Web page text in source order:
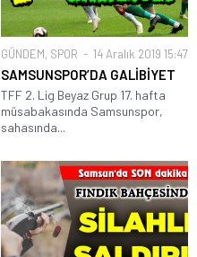
GÜNDEM, SPOR 14 Aralık 2019 15:47
SAMSUNSPOR’DA GALİBİYET
TFF 2. Lig Beyaz Grup 17. hafta
müsabakasında Samsunspor,
sahasında...